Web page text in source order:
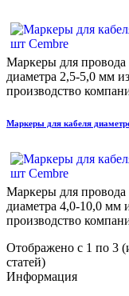
Маркеры для провода
диаметра 2,5-5,0 мм
производство
Маркеры для кабеля
Маркеры для провода
диаметра 4,0-10,0 мм
производство
Отображено с 1 по 3
статей)
Информация